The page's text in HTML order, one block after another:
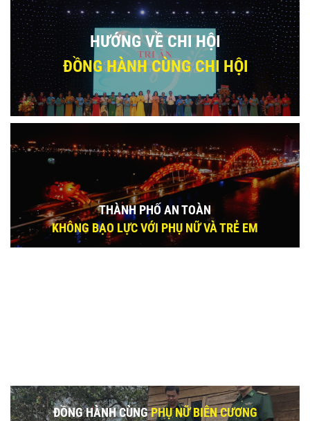
HƯỚNG VỀ CHI HỘI
ĐỒNG HÀNH CÙNG CHI HỘI
THÀNH PHỐ AN TOÀN
KHÔNG BẠO LỰC VỚI PHỤ NỮ VÀ TRẺ EM
ĐỒNG HÀNH CÙNGPHỤ NỮ BIÊN CƯƠNG